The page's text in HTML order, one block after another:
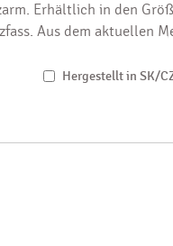
Erhältlich in den
Aus dem aktuellen
Hergestellt in SK/